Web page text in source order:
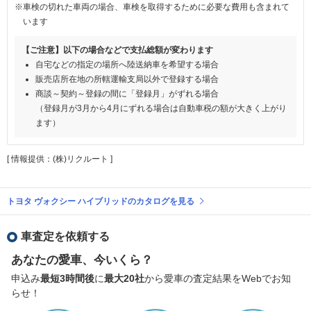
※車検の切れた車両の場合、車検を取得するために必要な費用も含まれて
います
【ご注意】以下の場合などで支払総額が変わります
自宅などの指定の場所へ陸送納車を希望する場合
販売店所在地の所轄運輸支局以外で登録する場合
商談～契約～登録の間に「登録月」がずれる場合
（登録月が3月から4月にずれる場合は自動車税の額が大きく上がり
ます）
[ 情報提供：(株)リクルート ]
トヨタ ヴォクシー ハイブリッドのカタログを見る
車査定を依頼する
あなたの愛車、今いくら？
申込み最短3時間後に最大20社から愛車の査定結果をWebでお知
らせ！